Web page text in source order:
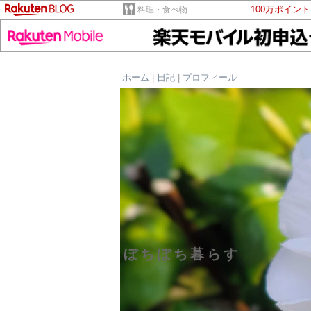
料理・食べ物 100万ポイン
ホーム 日記 プロフィール
ぼちぼち暮らす